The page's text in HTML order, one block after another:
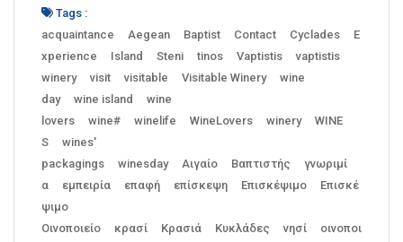
Tags :
acquaintance
Aegean Baptist Contact Cyclades
E
xperience
Island Steni tinos Vaptistis
vaptistis
winery
visit visitable Visitable Winery
wine
day
wine island
wine
lovers
wine# winelife WineLovers winery
WINE
S
wines'
packagings
winesday Αιγαίο Βαπτιστής
γνωριμί
α
εμπειρία επαφή επίσκεψη Επισκέψιμο
Επισκέ
ψιμο
Οινοποιείο
κρασί Κρασιά Κυκλάδες νησί
οινοποι